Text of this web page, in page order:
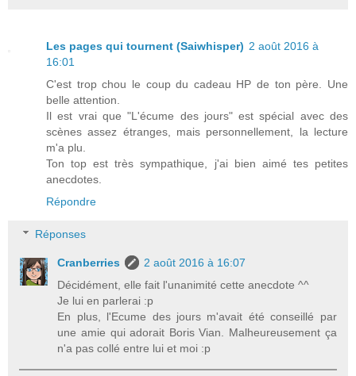
Les pages qui tournent (Saiwhisper) 2 août 2016 à
16:01
C'est trop chou le coup du cadeau HP de ton père. Une
belle attention.
Il est vrai que "L'écume des jours" est spécial avec des
scènes assez étranges, mais personnellement, la lecture
m'a plu.
Ton top est très sympathique, j'ai bien aimé tes petites
anecdotes.
Répondre
Réponses
Cranberries
2 août 2016 à 16:07
Décidément, elle fait l'unanimité cette anecdote ^^
Je lui en parlerai :p
En plus, l'Ecume des jours m'avait été conseillé par
une amie qui adorait Boris Vian. Malheureusement ça
n'a pas collé entre lui et moi :p